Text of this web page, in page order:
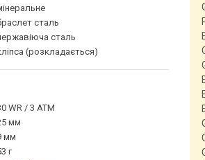
сталь
сталь
(розкладається)
WR / 3 ATM
мм
мм
г